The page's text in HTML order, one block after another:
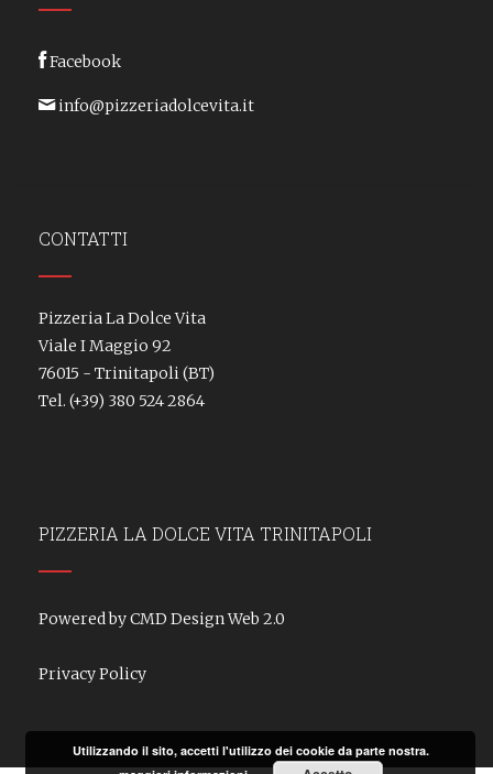
Facebook
info@pizzeriadolcevita.it
CONTATTI
Pizzeria La Dolce Vita
Viale I Maggio 92
76015 - Trinitapoli (BT)
Tel. (+39) 380 524 2864
PIZZERIA LA DOLCE VITA TRINITAPOLI
Powered by CMD Design Web 2.0
Privacy Policy
Utilizzando il sito, accetti l'utilizzo dei cookie da parte nostra.